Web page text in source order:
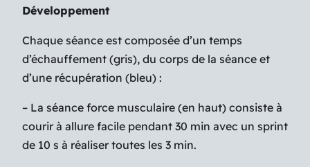
Développement
Chaque séance est composée d’un temps
d’échauffement (gris), du corps de la séance et
d’une récupération (bleu) :
– La séance force musculaire (en haut) consiste à
courir à allure facile pendant 30 min avec un sprint
de 10 s à réaliser toutes les 3 min.